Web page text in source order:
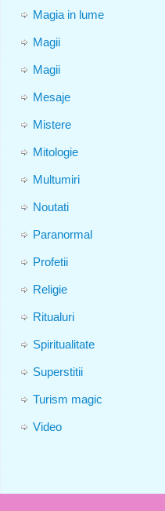
Magia in lume
Magii
Magii
Mesaje
Mistere
Mitologie
Multumiri
Noutati
Paranormal
Profetii
Religie
Ritualuri
Spiritualitate
Superstitii
Turism magic
Video